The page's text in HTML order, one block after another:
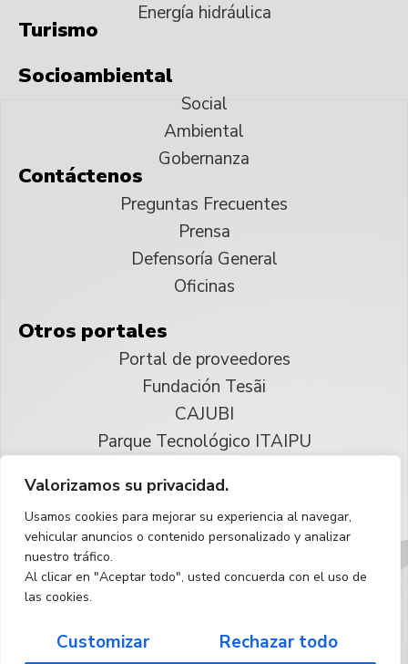
Valorizamos su privacidad.
Usamos cookies para mejorar su experiencia al navegar,
vehicular anuncios o contenido personalizado y analizar
nuestro tráfico.
Al clicar en "Aceptar todo", usted concuerda con el uso de
las cookies.
Customizar Rechazar todo
Energía hidráulica
Turismo
Socioambiental
Social
Ambiental
Gobernanza
Contáctenos
Preguntas Frecuentes
Prensa
Defensoría General
Oficinas
Otros portales
Portal de proveedores
Fundación Tesãi
CAJUBI
Parque Tecnológico ITAIPU
© 2025 ITAIPU Binacional
Reservados todos los derechos
Español